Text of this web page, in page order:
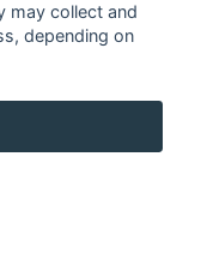
may collect and
depending on